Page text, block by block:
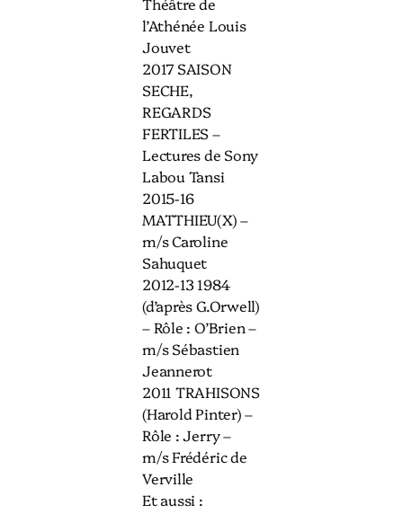
l’Athénée Louis
Jouvet
2017 SAISON
SECHE,
REGARDS
FERTILES –
Lectures de Sony
Labou Tansi
2015-16
MATTHIEU(X) –
m/s Caroline
Sahuquet
2012-13 1984
(d’après G.Orwell)
– Rôle : O’Brien –
m/s Sébastien
Jeannerot
2011 TRAHISONS
(Harold Pinter) –
Rôle : Jerry –
m/s Frédéric de
Verville
Et aussi :